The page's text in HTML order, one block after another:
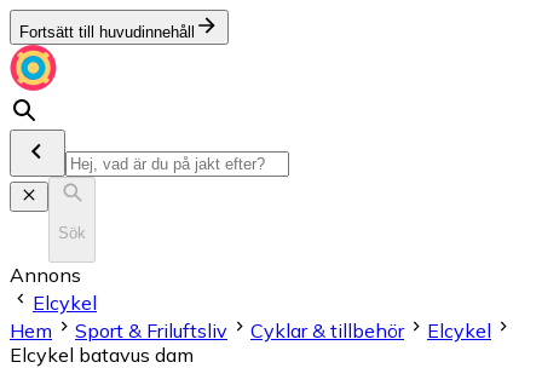
Fortsätt till huvudinnehåll
Sök
Annons
Elcykel
Hem
Sport & Friluftsliv Cyklar & tillbehör
Elcykel
Elcykel batavus dam